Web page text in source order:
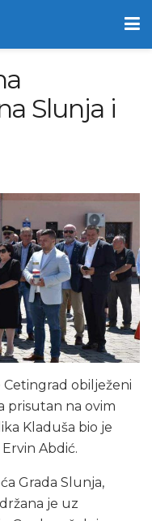
Slunja i
Cetingrad obilježeni
prisutan na ovim
Kladuša bio je
Abdić.
Grada Slunja,
je uz